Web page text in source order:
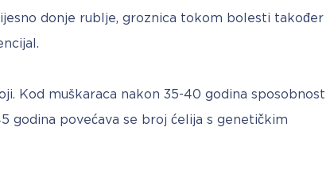
donje rublje, groznica tokom bolesti također
Kod muškaraca nakon 35-40 godina sposobnost
godina povećava se broj ćelija s genetičkim